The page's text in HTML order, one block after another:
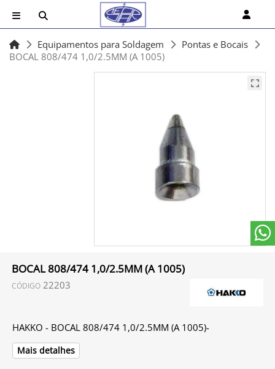
Equipamentos para Soldagem
Pontas e Bocais
BOCAL 808/474 1,0/2.5MM (A 1005)
BOCAL 808/474 1,0/2.5MM (A 1005)
CÓDIGO 22203
HAKKO - BOCAL 808/474 1,0/2.5MM (A 1005)-
Mais detalhes